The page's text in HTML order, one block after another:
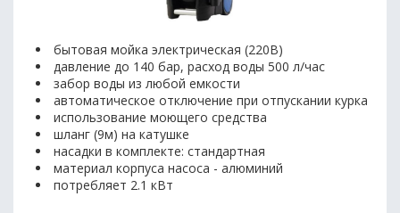
бытовая мойка электрическая (220В)
давление до 140 бар, расход воды 500 л/час
забор воды из любой емкости
автоматическое отключение при отпускании курка
использование моющего средства
шланг (9м) на катушке
насадки в комплекте: стандартная
материал корпуса насоса - алюминий
потребляет 2.1 кВт